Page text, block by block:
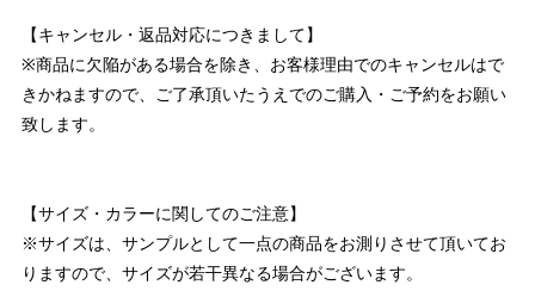
【キャンセル・返品対応につきまして】
※商品に欠陥がある場合を除き、お客様理由でのキャンセルはで
きかねますので、ご了承頂いたうえでのご購入・ご予約をお願い
致します。
【サイズ・カラーに関してのご注意】
※サイズは、サンプルとして一点の商品をお測りさせて頂いてお
りますので、サイズが若干異なる場合がございます。